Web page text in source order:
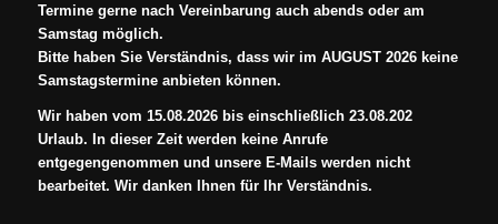
Termine gerne nach Vereinbarung auch abends oder am
Samstag möglich.
Bitte haben Sie Verständnis, dass wir im AUGUST 2026 keine
Samstagstermine anbieten können.
Wir haben vom 15.08.2026 bis einschließlich 23.08.202
Urlaub. In dieser Zeit werden keine Anrufe
entgegengenommen und unsere E-Mails werden nicht
bearbeitet. Wir danken Ihnen für Ihr Verständnis.